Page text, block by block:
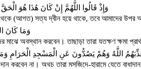
وَإِذْ قَالُوا اللَّهُمَّ إِنْ كَانَ هَٰذَا هُوَ
(আগত) সত্য দ্বীন হয়ে থাকে, তবে আমাদের উপর
وَمَا كَانَ
অবস্থান করবেন। তাছাড়া তারা যতক্ষণ ক্ষমা
اللَّهُ وَهُمْ يَصُدُّونَ عَنِ الْمَسْجِدِ الْحَرَامِ وَمَا
না। অথচ তারা মসজিদে-হারামে যেতে